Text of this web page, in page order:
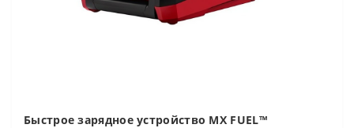
Быстрое зарядное устройство MX FUEL™